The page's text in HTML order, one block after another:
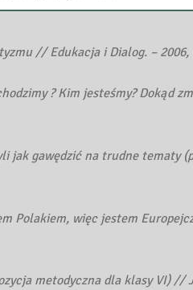
// Edukacja i Dialog. – 2006,
? Kim jesteśmy? Dokąd
jak gawędzić na trudne tematy
Polakiem, więc jestem
metodyczna dla klasy VI) //